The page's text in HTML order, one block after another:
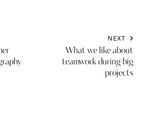
NEXT
What we like about
teamwork during big
projects